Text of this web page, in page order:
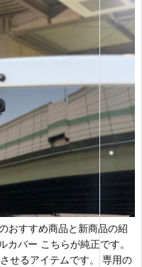
おすすめ商品と新商品の紹
バー こちらが純正です。
せるアイテムです。 専用の